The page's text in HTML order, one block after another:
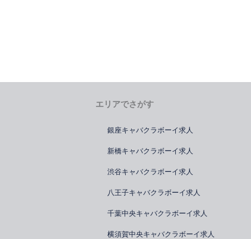
エリアでさがす
銀座キャバクラボーイ求人
新橋キャバクラボーイ求人
渋谷キャバクラボーイ求人
八王子キャバクラボーイ求人
千葉中央キャバクラボーイ求人
横須賀中央キャバクラボーイ求人